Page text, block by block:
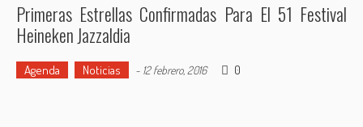
Primeras Estrellas Confirmadas Para El 51 Festival
Heineken Jazzaldia
Agenda Noticias - 12 febrero, 2016 0